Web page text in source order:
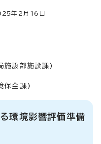
年2月 16 日
設部施設課)
保全課)
環境影響評価準備